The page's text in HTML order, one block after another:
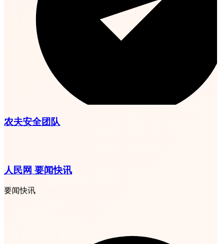
农夫安全团队
人民网 要闻快讯
要闻快讯